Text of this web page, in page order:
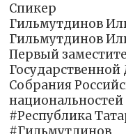
Спикер
Гильмутдинов
Гильмутдинов
Первый
Собрания
национальностей
#Республика